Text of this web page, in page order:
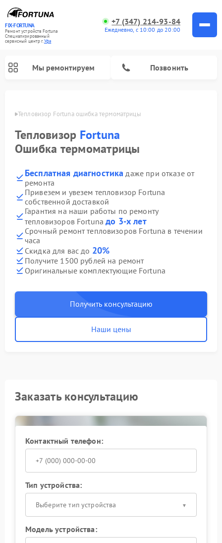
FIX-FORTUNA
Ремонт устройств Fortuna
Специализированный
cервисный центр г.Уфа
+7 (347) 214-93-84
Ежедневно, с 10:00 до 20:00
Мы ремонтируем Позвонить
Уфе Тепловизор Fortuna ошибка термоматрицы
Тепловизор Fortuna
Ошибка термоматрицы
Бесплатная диагностика даже при отказе от
ремонта
Привезем и увезем тепловизор Fortuna
собственной доставкой
Гарантия на наши работы по ремонту
тепловизоров Fortunaдо 3-х лет
Срочный ремонт тепловизоров Fortuna в течении
часа
Скидка для вас до 20%
Получите 1500 рублей на ремонт
Оригинальные комплектующие Fortuna
Получить консультацию
Наши цены
Заказать консультацию
Контактный телефон:
Тип устройства:
Выберите тип устройства
Модель устройства: